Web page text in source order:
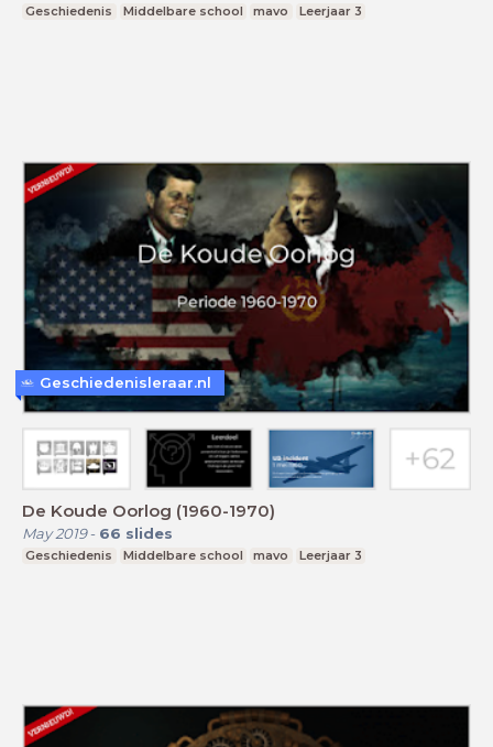
Geschiedenis Middelbare school mavo Leerjaar 3
De Koude Oorlog (1960-1970)
May 2019- 66 slides
Geschiedenis Middelbare school mavo Leerjaar 3
Geschiedenisleraar.nl